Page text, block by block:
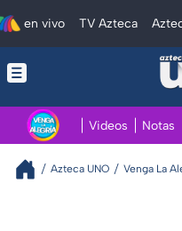
en vivo TV Azteca
Videos Notas
Azteca UNO Venga La